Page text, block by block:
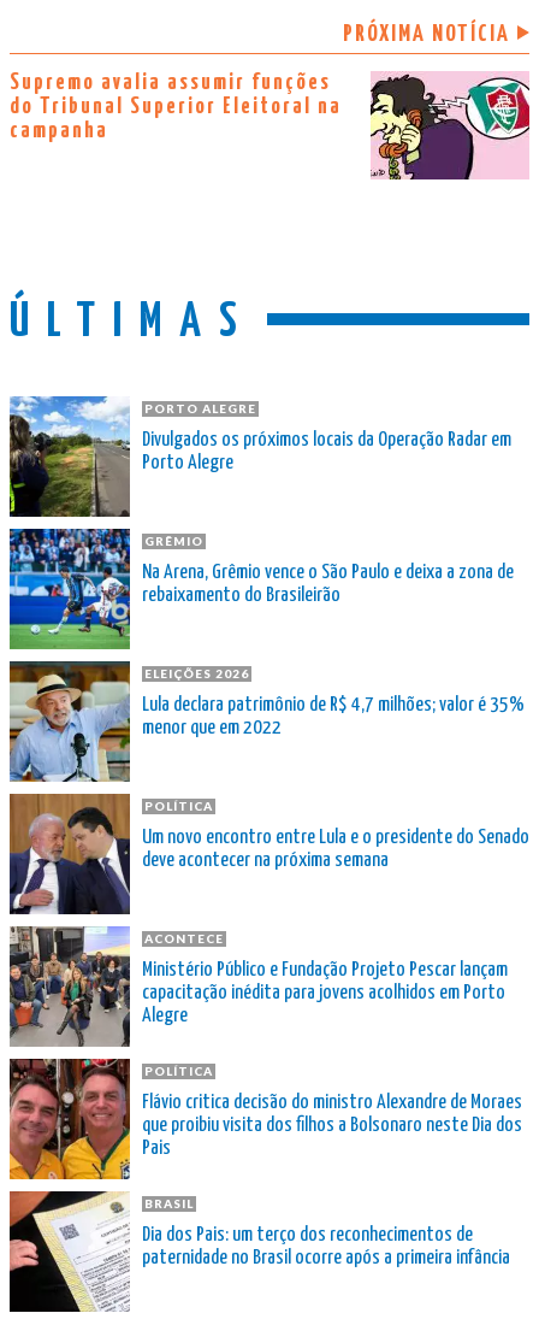
PRÓXIMA NOTÍCIA
Supremo avalia assumir funções
do Tribunal Superior Eleitoral na
campanha
ÚLTIMAS
PORTO ALEGRE
Divulgados os próximos locais da Operação Radar em
Porto Alegre
GRÊMIO
Na Arena, Grêmio vence o São Paulo e deixa a zona de
rebaixamento do Brasileirão
ELEIÇÕES 2026
Lula declara patrimônio de R$ 4,7 milhões; valor é 35%
menor que em 2022
POLÍTICA
Um novo encontro entre Lula e o presidente do Senado
deve acontecer na próxima semana
ACONTECE
Ministério Público e Fundação Projeto Pescar lançam
capacitação inédita para jovens acolhidos em Porto
Alegre
POLÍTICA
Flávio critica decisão do ministro Alexandre de Moraes
que proibiu visita dos filhos a Bolsonaro neste Dia dos
Pais
BRASIL
Dia dos Pais: um terço dos reconhecimentos de
paternidade no Brasil ocorre após a primeira infância